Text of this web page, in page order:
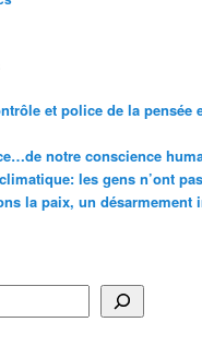
et police de la pensée
notre conscience
les gens n’ont
la paix, un désarmement